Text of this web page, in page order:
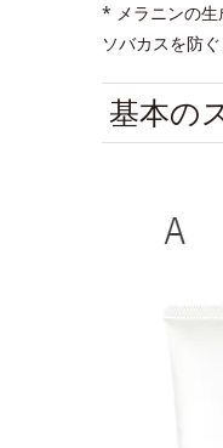
* メラニンの生
ソバカスを防ぐ
基本の